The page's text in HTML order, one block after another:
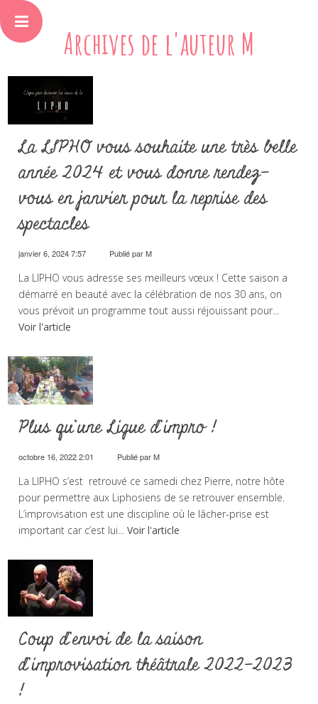
Archives de l'auteur M
La LIPHO vous souhaite une très belle
année 2024 et vous donne rendez-
vous en janvier pour la reprise des
spectacles
janvier 6, 2024 7:57 Publié parM
La LIPHO vous adresse ses meilleurs vœux ! Cette saison a
démarré en beauté avec la célébration de nos 30 ans, on
vous prévoit un programme tout aussi réjouissant pour...
Voir l'article
Plus qu’une Ligue d’impro !
octobre 16, 2022 2:01 Publié parM
La LIPHO s’est retrouvé ce samedi chez Pierre, notre hôte
pour permettre aux Liphosiens de se retrouver ensemble.
L’improvisation est une discipline où le lâcher-prise est
important car c’est lui...Voir l'article
Coup d’envoi de la saison
d’improvisation théâtrale 2022-2023
!